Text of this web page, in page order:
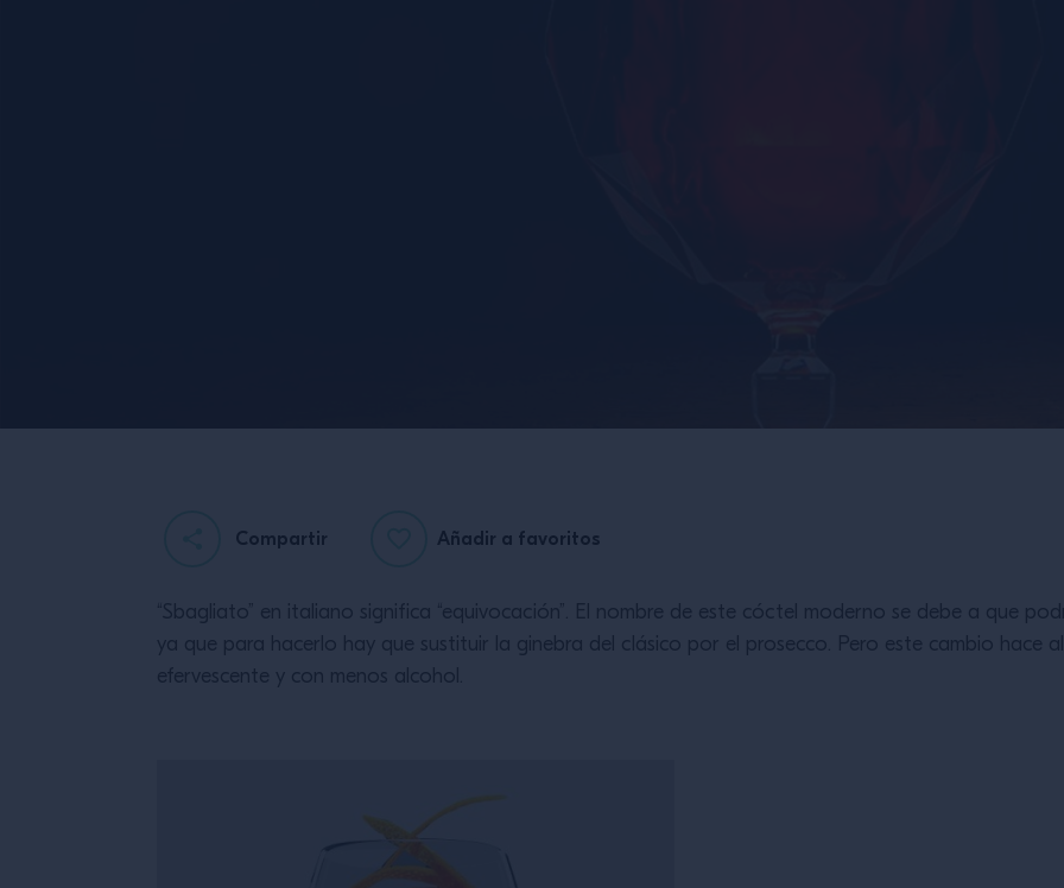
Compartir Añadir a favoritos
“Sbagliato” en italiano significa “equivocación”. El nombre de este cóctel moderno se debe a que
ya que para hacerlo hay que sustituir la ginebra del clásico por el prosecco. Pero este cambio hace
efervescente y con menos alcohol.